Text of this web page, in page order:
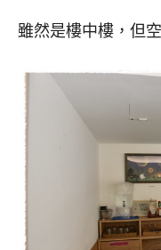
雖然是樓中樓，但